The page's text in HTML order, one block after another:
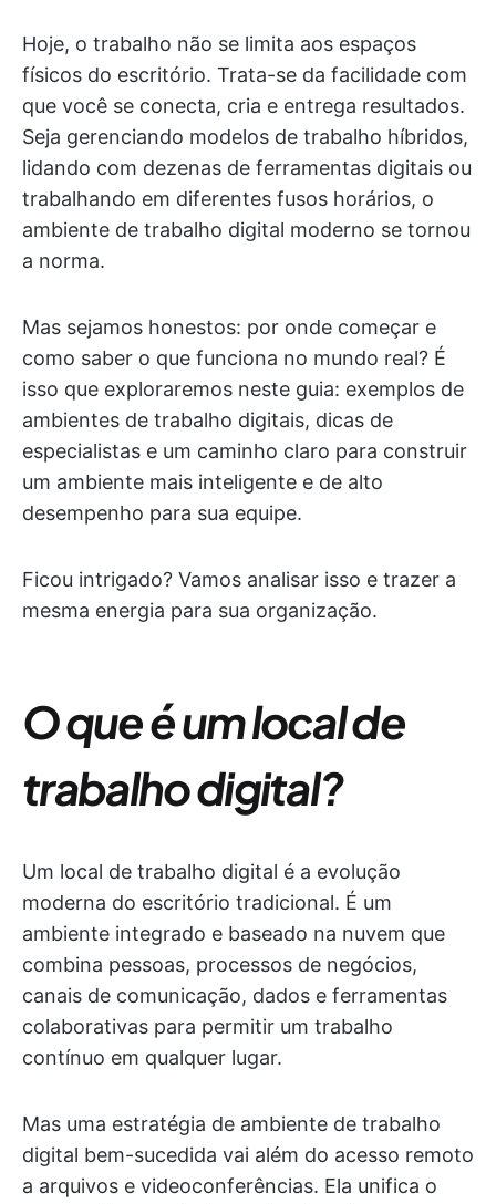
Hoje, o trabalho não se limita aos espaços
físicos do escritório. Trata-se da facilidade com
que você se conecta, cria e entrega resultados.
Seja gerenciando modelos de trabalho híbridos,
lidando com dezenas de ferramentas digitais ou
trabalhando em diferentes fusos horários, o
ambiente de trabalho digital moderno se tornou
a norma.
Mas sejamos honestos: por onde começar e
como saber o que funciona no mundo real? É
isso que exploraremos neste guia: exemplos de
ambientes de trabalho digitais, dicas de
especialistas e um caminho claro para construir
um ambiente mais inteligente e de alto
desempenho para sua equipe.
Ficou intrigado? Vamos analisar isso e trazer a
mesma energia para sua organização.
O que é um local de
trabalho digital?
Um local de trabalho digital é a evolução
moderna do escritório tradicional. É um
ambiente integrado e baseado na nuvem que
combina pessoas, processos de negócios,
canais de comunicação, dados e ferramentas
colaborativas para permitir um trabalho
contínuo em qualquer lugar.
Mas uma estratégia de ambiente de trabalho
digital bem-sucedida vai além do acesso remoto
a arquivos e videoconferências. Ela unifica o